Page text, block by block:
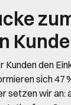
Kunden den
sich 47
setzen wir an: